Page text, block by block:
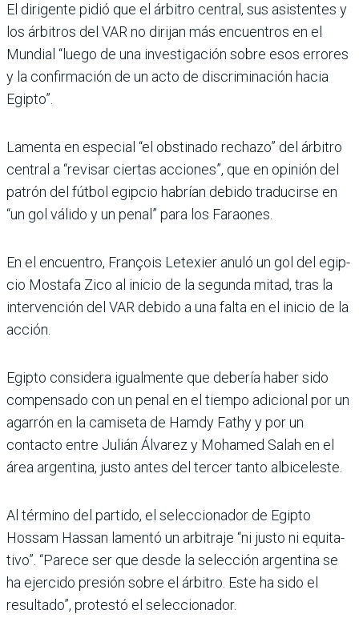
El dirigente pidió que el árbi­tro central, sus asistentes y
los árbitros del VAR no diri­jan más encuentros en el
Mundial “luego de una inves­tigación sobre esos errores
y la confirmación de un acto de discriminación hacia
Egipto”.
Lamenta en especial “el obs­tinado rechazo” del árbi­tro
central a “revisar cier­tas acciones”, que en opinión del
patrón del fútbol egipcio habrían debido traducirse en
“un gol válido y un penal” para los Faraones.
En el encuentro, François Letexier anuló un gol del egip­
cio Mostafa Zico al inicio de la segunda mitad, tras la
inter­vención del VAR debido a una falta en el inicio de la
acción.
Egipto considera igualmente que debería haber sido
com­pensado con un penal en el tiempo adicional por un
aga­rrón en la camiseta de Hamdy Fathy y por un
contacto entre Julián Álvarez y Mohamed Salah en el
área argentina, justo antes del tercer tanto albiceleste.
Al término del partido, el seleccionador de Egipto
Hossam Hassan lamentó un arbitraje “ni justo ni equita­
tivo”. “Parece ser que desde la selección argentina se
ha ejercido presión sobre el árbi­tro. Este ha sido el
resultado”, protestó el seleccionador.